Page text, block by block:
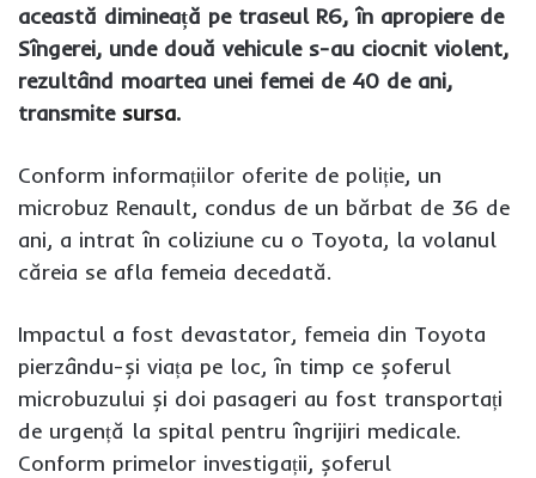
această dimineață pe traseul R6, în apropiere de
Sîngerei, unde două vehicule s-au ciocnit violent,
rezultând moartea unei femei de 40 de ani,
transmite sursa.
Conform informațiilor oferite de poliție, un
microbuz Renault, condus de un bărbat de 36 de
ani, a intrat în coliziune cu o Toyota, la volanul
căreia se afla femeia decedată.
Impactul a fost devastator, femeia din Toyota
pierzându-și viața pe loc, în timp ce șoferul
microbuzului și doi pasageri au fost transportați
de urgență la spital pentru îngrijiri medicale.
Conform primelor investigații, șoferul